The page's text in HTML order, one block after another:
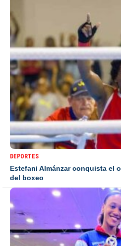
DEPORTES
Estefani Almánzar conquista el
del boxeo